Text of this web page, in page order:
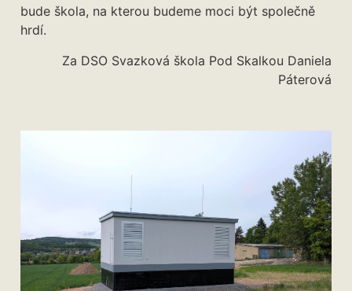
bude škola, na kterou budeme moci být společně
hrdí.
Za DSO Svazková škola Pod Skalkou Daniela
Páterová